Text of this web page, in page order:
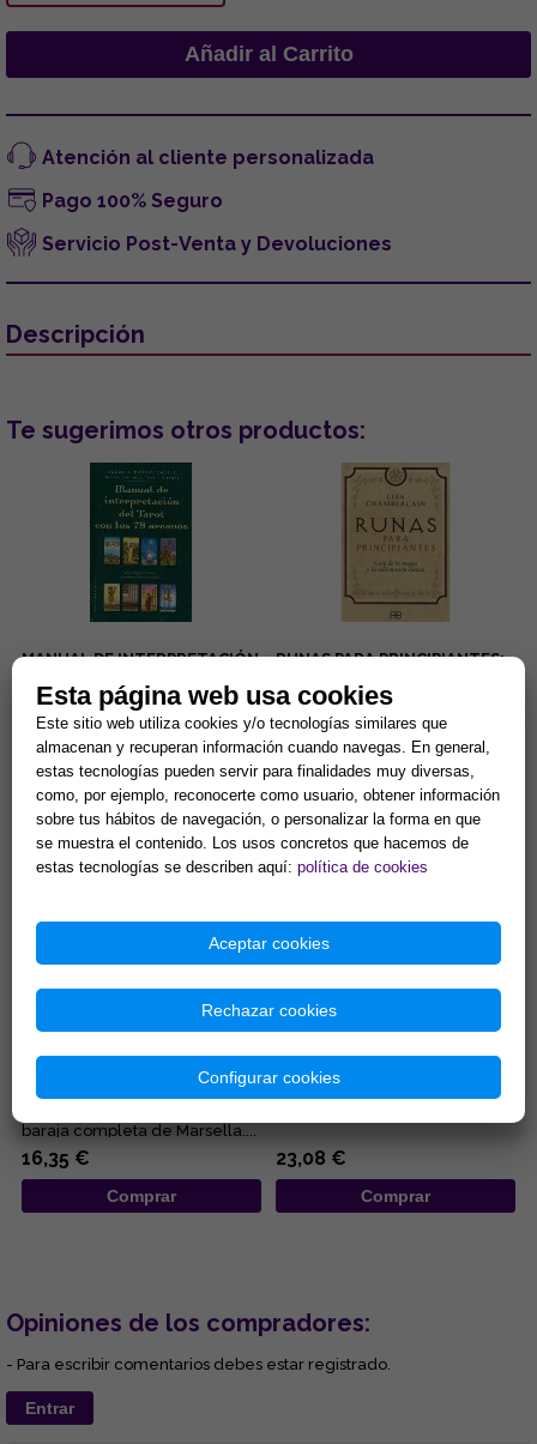
Atención al cliente personalizada
Pago 100% Seguro
Servicio Post-Venta y Devoluciones
Descripción
Te sugerimos otros productos:
MANUAL DE INTERPRETACIÓN
ARCANOS
Lectura de la boda o
convivencia de la pareja, del
embarazo, de los negocios,
del pleito, de la salud... Éstas...
15,38 €
Comprar
RUNAS PARA PRINCIPIANTES:
ADIVINACIÓN RÚNICA
Lisa Charberlain sigue
ofreciédonos prácticos
manuales para iniciarnos en las
diferentes disciplinas
esotérica...
9,62 €
Comprar
EL TAROT DE MARSELLA, AL
Completo volumen para
baraja completa de Marsella....
16,35 €
Comprar
TAROT DE MARSELLA:
CLAVES SECRETAS MÁGICAS
23,08 €
Comprar
Opiniones de los compradores:
- Para escribir comentarios debes estar registrado.
Entrar
Esta página web usa cookies
Este sitio web utiliza cookies y/o tecnologías similares que
almacenan y recuperan información cuando navegas. En general,
estas tecnologías pueden servir para finalidades muy diversas,
como, por ejemplo, reconocerte como usuario, obtener información
sobre tus hábitos de navegación, o personalizar la forma en que
se muestra el contenido. Los usos concretos que hacemos de
estas tecnologías se describen aquí: política de cookies
Aceptar cookies
Rechazar cookies
Configurar cookies